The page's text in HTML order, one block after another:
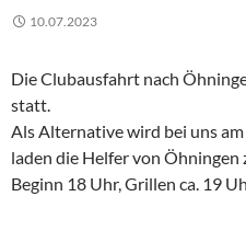
10.07.2023
Die Clubausfahrt nach
statt.
Als Alternative wird bei uns
laden die Helfer von Öhningen
Beginn 18 Uhr, Grillen ca. 19